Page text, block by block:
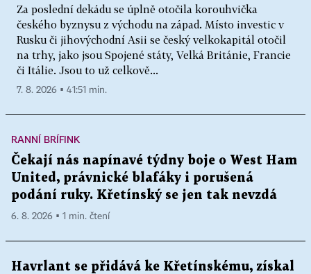
Za poslední dekádu se úplně otočila korouhvička
českého byznysu z východu na západ. Místo investic v
Rusku či jihovýchodní Asii se český velkokapitál otočil
na trhy, jako jsou Spojené státy, Velká Británie, Francie
či Itálie. Jsou to už celkově...
7. 8. 2026 ▪ 41:51 min.
RANNÍ BRÍFINK
Čekají nás napínavé týdny boje o West Ham
United, právnické blafáky i porušená
podání ruky. Křetínský se jen tak nevzdá
6. 8. 2026 ▪ 1 min. čtení
Havrlant se přidává ke Křetínskému, získal